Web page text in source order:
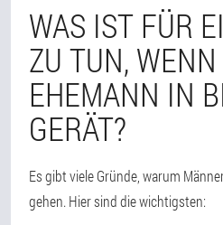
WAS IST FÜR
ZU TUN,
EHEMANN IN
GERÄT?
Es gibt viele Gründe, warum
gehen. Hier sind die wichtigsten: